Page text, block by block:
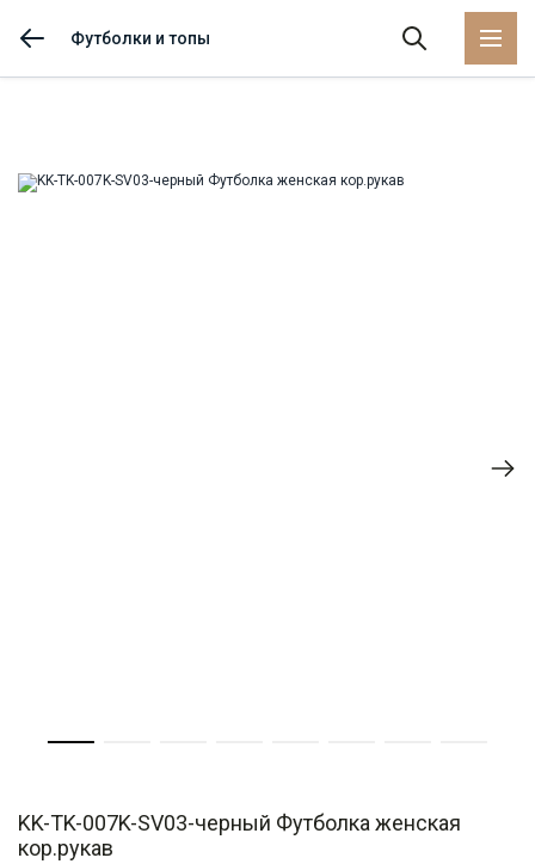
Футболки и топы
KK-TK-007K-SV03-черный Футболка женская
кор.рукав